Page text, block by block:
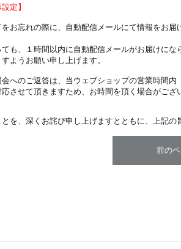
定】
お忘れの際に、自動配信メールにて情報をお
も、１時間以内に自動配信メールがお届けに
ようお願い申し上げます。
へのご返答は、当ウェブショップの営業時間内
させて頂きますため、お時間を頂く場合がござ
を、深くお詫び申し上げますとともに、上記